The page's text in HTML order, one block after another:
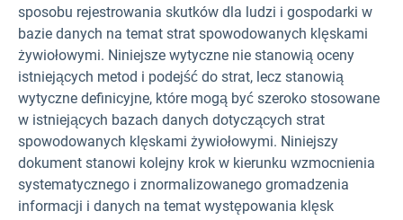
sposobu rejestrowania skutków dla ludzi i gospodarki w
bazie danych na temat strat spowodowanych klęskami
żywiołowymi. Niniejsze wytyczne nie stanowią oceny
istniejących metod i podejść do strat, lecz stanowią
wytyczne definicyjne, które mogą być szeroko stosowane
w istniejących bazach danych dotyczących strat
spowodowanych klęskami żywiołowymi. Niniejszy
dokument stanowi kolejny krok w kierunku wzmocnienia
systematycznego i znormalizowanego gromadzenia
informacji i danych na temat występowania klęsk